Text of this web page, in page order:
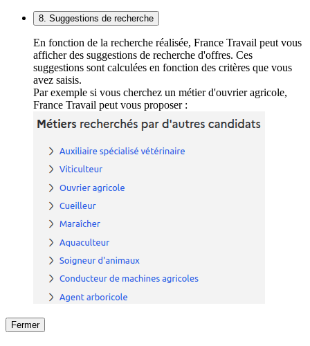
8. Suggestions de recherche
En fonction de la recherche réalisée, France Travail peut vous
afficher des suggestions de recherche d'offres. Ces
suggestions sont calculées en fonction des critères que vous
avez saisis.
Par exemple si vous cherchez un métier d'ouvrier agricole,
France Travail peut vous proposer :
Fermer